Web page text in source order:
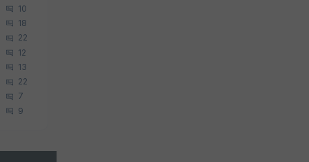
10
18
22
12
13
22
7
9